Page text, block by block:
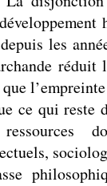
les
ce qui reste